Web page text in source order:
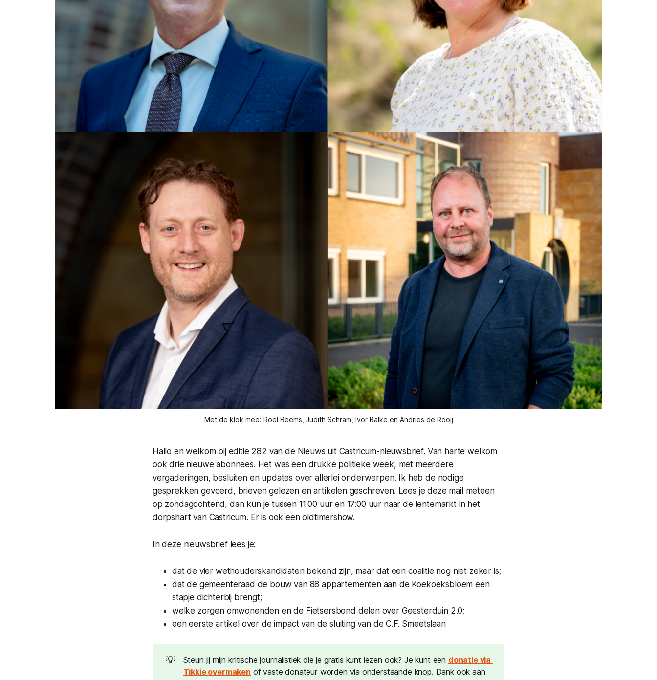
Met de klok mee: Roel Beems, Judith Schram, Ivor Balke en Andries de Rooij
Hallo en welkom bij editie 282 van de Nieuws uit Castricum-nieuwsbrief. Van harte welkom
ook drie nieuwe abonnees. Het was een drukke politieke week, met meerdere
vergaderingen, besluiten en updates over allerlei onderwerpen. Ik heb de nodige
gesprekken gevoerd, brieven gelezen en artikelen geschreven. Lees je deze mail meteen
op zondagochtend, dan kun je tussen 11:00 uur en 17:00 uur naar de lentemarkt in het
dorpshart van Castricum. Er is ook een oldtimershow.
In deze nieuwsbrief lees je:
dat de vier wethouderskandidaten bekend zijn, maar dat een coalitie nog niet zeker is;
dat de gemeenteraad de bouw van 88 appartementen aan de Koekoeksbloem een
stapje dichterbij brengt;
welke zorgen omwonenden en de Fietsersbond delen over Geesterduin 2.0;
een eerste artikel over de impact van de sluiting van de C.F. Smeetslaan
💡 Steun jij mijn kritische journalistiek die je gratis kunt lezen ook? Je kunt een donatie via
Tikkie overmaken of vaste donateur worden via onderstaande knop. Dank ook aan